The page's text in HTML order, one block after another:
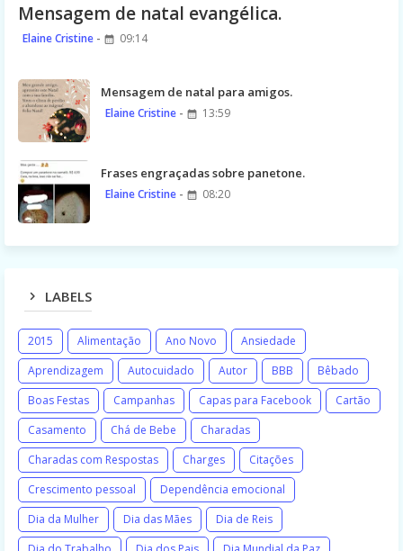
Mensagem de natal evangélica.
Elaine Cristine 09:14
Mensagem de natal para amigos.
Elaine Cristine 13:59
Frases engraçadas sobre panetone.
Elaine Cristine 08:20
LABELS
2015 Alimentação Ano Novo
Ansiedade
Aprendizagem
Autocuidado Autor BBB
Bêbado
Boas Festas
Campanhas Capas para Facebook
Cartão
Casamento
Chá de Bebe
Charadas
Charadas com Respostas
Charges
Citações
Crescimento pessoal
Dependência emocional
Dia da Mulher
Dia das Mães
Dia de Reis